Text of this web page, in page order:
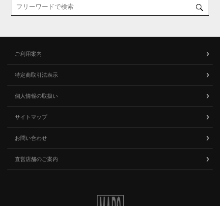
ご利用案内
特定商取引法表示
個人情報の取扱い
サイトマップ
お問い合わせ
直営店舗のご案内